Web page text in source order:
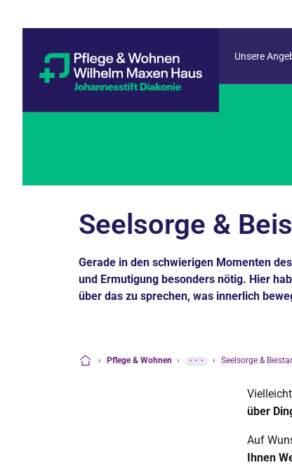
Unsere
Seelsorge &
Gerade in den schwierigen Momenten
und Ermutigung besonders nötig. Hier
über das zu sprechen, was innerlich
› Pflege & Wohnen › ··· › Seelsorge &
über
Auf
Ihnen